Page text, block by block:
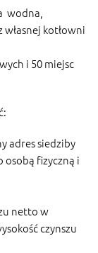
wodna,
kotłowni
i 50 miejsc
adres siedziby
fizyczną i
netto w
czynszu